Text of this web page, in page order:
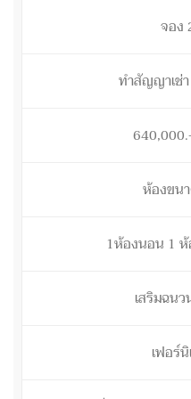
จอง
ทำสัญญาเช่
ห้องขน
1ห้องนอน 1
เสริมฉน
เฟอร์